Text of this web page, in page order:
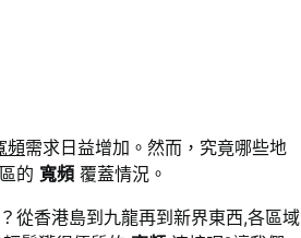
頻需求日益增加。然而，究竟哪些地
的 寬頻 覆蓋情況。
從香港島到九龍再到新界東西,各區域